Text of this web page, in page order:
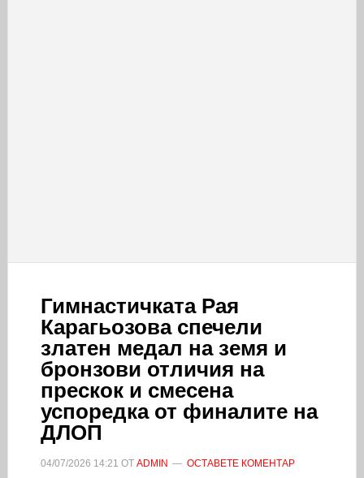
Гимнастичката Рая
Карагьозова спечели
златен медал на земя и
бронзови отличия на
прескок и смесена
успоредка от финалите на
ДЛОП
04/07/2026 14:21 ОТ ADMIN ОСТАВЕТЕ КОМЕНТАР